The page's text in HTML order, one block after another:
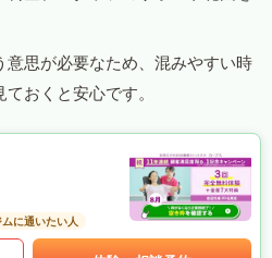
意思が必要なため、混みやすい時
おくと安心です。
に通いたい人